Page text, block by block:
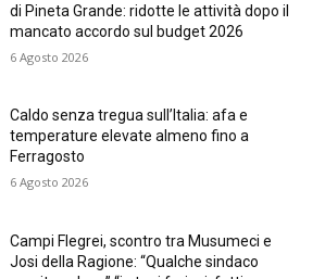
di Pineta Grande: ridotte le attività dopo il
mancato accordo sul budget 2026
6 Agosto 2026
Caldo senza tregua sull’Italia: afa e
temperature elevate almeno fino a
Ferragosto
6 Agosto 2026
Campi Flegrei, scontro tra Musumeci e
Josi della Ragione: “Qualche sindaco